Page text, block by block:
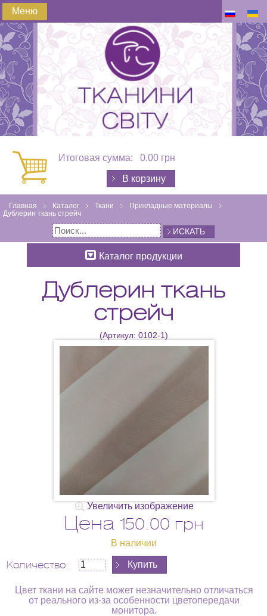
Меню
Итоговая сумма: 0.00 грн
В корзину
Главная Каталог Ткани
Прикладные материалы
Дублерин ткань стрейч
ИСКАТЬ
Каталог продукции
Дублерин ткань
стрейч
(Артикул: 0102-1)
Увеличить изображение
Цена 150.00 грн
В наличии
Количество:
Цвет ткани на сайте может незначительно отличаться
от реального из-за особенности цветопередачи
монитора.